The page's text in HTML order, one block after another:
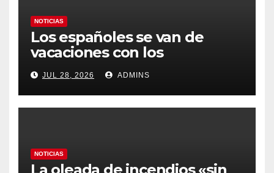
NOTICIAS
Los españoles se van de
vacaciones con los
carburantes hasta un 21%
más caros que el año pasado
y los hoteles disparados
JUL 28, 2026 ADMINS
NOTICIAS
La oleada de incendios «sin